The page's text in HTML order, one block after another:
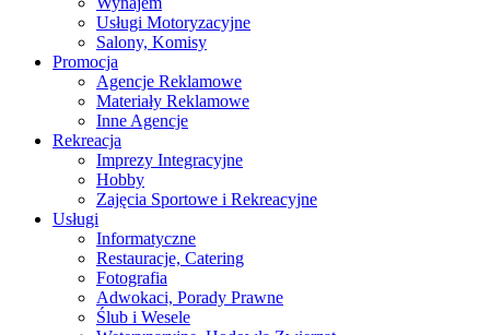
Usługi Motoryzacyjne
Salony, Komisy
Promocja
Agencje Reklamowe
Materiały Reklamowe
Inne Agencje
Rekreacja
Imprezy Integracyjne
Hobby
Zajęcia Sportowe i Rekreacyjne
Usługi
Informatyczne
Restauracje, Catering
Fotografia
Adwokaci, Porady Prawne
Ślub i Wesele